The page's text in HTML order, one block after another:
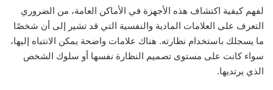
لفهم كيفية اكتشاف هذه الأجهزة في الأماكن العامة، من الضروري
التعرف على العلامات المادية والنفسية التي قد تشير إلى أن شخصًا
ما يسجلك باستخدام نظارته. هناك علامات واضحة يمكن الانتباه إليها،
سواء كانت على مستوى تصميم النظارة نفسها أو سلوك الشخص
الذي يرتديها.